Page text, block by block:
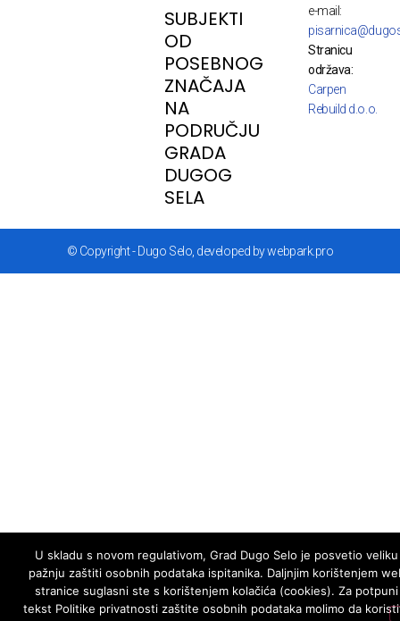
SUBJEKTI
OD
POSEBNOG
ZNAČAJA
NA
PODRUČJU
GRADA
DUGOG
SELA
e-mail:
Stranicu
održava:
Carpen
Rebuild d.o.o.
© Copyright - Dugo Selo, developed by webpark.pro
U skladu s novom regulativom, Grad Dugo Selo je posvetio veliku
pažnju zaštiti osobnih podataka ispitanika. Daljnjim korištenjem
stranice suglasni ste s korištenjem kolačića (cookies). Za potpuni
tekst Politike privatnosti zaštite osobnih podataka molimo da